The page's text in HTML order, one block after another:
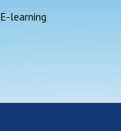
E-learning